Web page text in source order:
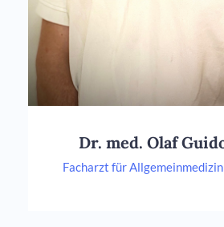
Dr. med. Olaf
Facharzt für